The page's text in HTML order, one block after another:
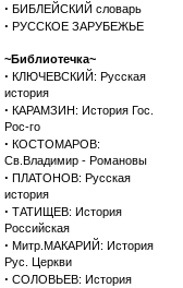
· БИБЛЕЙСКИЙ словарь
· РУССКОЕ ЗАРУБЕЖЬЕ
~Библиотечка~
· КЛЮЧЕВСКИЙ: Русская
история
· КАРАМЗИН: История Гос.
Рос-го
· КОСТОМАРОВ:
Св.Владимир - Романовы
· ПЛАТОНОВ: Русская
история
· ТАТИЩЕВ: История
Российская
· Митр.МАКАРИЙ: История
Рус. Церкви
· СОЛОВЬЕВ: История